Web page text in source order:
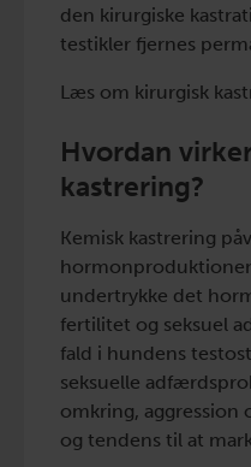
den kirurgiske
testikler fjernes
Læs om kirurgisk
Hvordan
kastrering?
Kemisk kastrering
undertrykke det
fertilitet og seksuel
fald i hundens
seksuelle
omkring, aggression
og tendens til at